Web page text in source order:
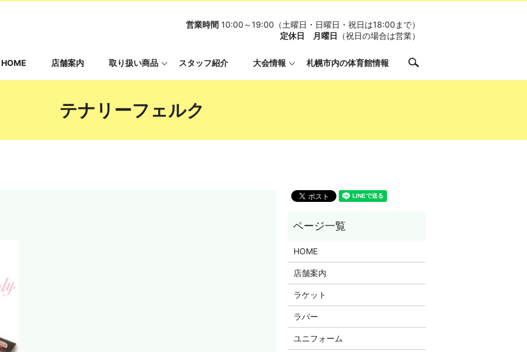
営業時間 10:00～19:00（土曜日・日曜日・祝日は18:00まで）
定休日 月曜日
（祝日の場合は営業）
HOME 店舗案内 取り扱い商品 スタッフ紹介 大会情報 札幌市内の体育館情報 search
テナリーフェルク
HOME
店舗案内
ラケット
ラバー
ユニフォーム